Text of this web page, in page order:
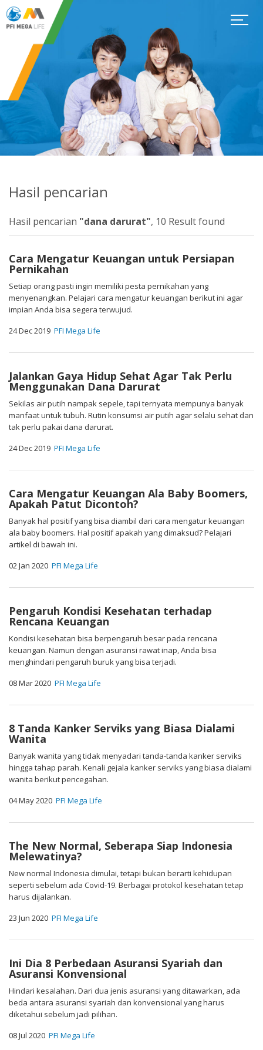
Hasil pencarian
Hasil pencarian "dana darurat", 10 Result found
Cara Mengatur Keuangan untuk Persiapan
Pernikahan
Setiap orang pasti ingin memiliki pesta pernikahan yang
menyenangkan. Pelajari cara mengatur keuangan berikut ini agar
impian Anda bisa segera terwujud.
24 Dec 2019 PFI Mega Life
Jalankan Gaya Hidup Sehat Agar Tak Perlu
Menggunakan Dana Darurat
Sekilas air putih nampak sepele, tapi ternyata mempunya banyak
manfaat untuk tubuh. Rutin konsumsi air putih agar selalu sehat dan
tak perlu pakai dana darurat.
24 Dec 2019 PFI Mega Life
Cara Mengatur Keuangan Ala Baby Boomers,
Apakah Patut Dicontoh?
Banyak hal positif yang bisa diambil dari cara mengatur keuangan
ala baby boomers. Hal positif apakah yang dimaksud? Pelajari
artikel di bawah ini.
02 Jan 2020 PFI Mega Life
Pengaruh Kondisi Kesehatan terhadap
Rencana Keuangan
Kondisi kesehatan bisa berpengaruh besar pada rencana
keuangan. Namun dengan asuransi rawat inap, Anda bisa
menghindari pengaruh buruk yang bisa terjadi.
08 Mar 2020 PFI Mega Life
8 Tanda Kanker Serviks yang Biasa Dialami
Wanita
Banyak wanita yang tidak menyadari tanda-tanda kanker serviks
hingga tahap parah. Kenali gejala kanker serviks yang biasa dialami
wanita berikut pencegahan.
04 May 2020 PFI Mega Life
The New Normal, Seberapa Siap Indonesia
Melewatinya?
New normal Indonesia dimulai, tetapi bukan berarti kehidupan
seperti sebelum ada Covid-19. Berbagai protokol kesehatan tetap
harus dijalankan.
23 Jun 2020 PFI Mega Life
Ini Dia 8 Perbedaan Asuransi Syariah dan
Asuransi Konvensional
Hindari kesalahan. Dari dua jenis asuransi yang ditawarkan, ada
beda antara asuransi syariah dan konvensional yang harus
diketahui sebelum jadi pilihan.
08 Jul 2020 PFI Mega Life